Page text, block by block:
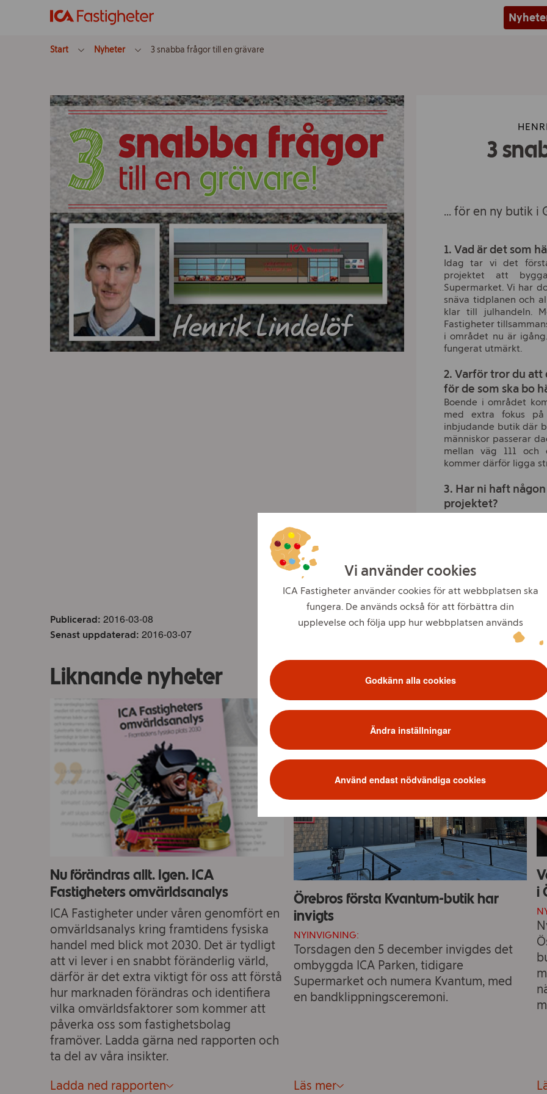
Vi använder cookies
ICA Fastigheter använder cookies för att webbplatsen ska
fungera. De används också för att förbättra din
upplevelse och följa upp hur webbplatsen används
Godkänn alla cookies
Ändra inställningar
Använd endast nödvändiga cookies
Start Nyheter 3 snabba frågor till en grävare
3
... för en ny butik i
1. Vad är det som
Idag tar vi det
projektet att
Supermarket. Vi har
snäva tidplanen och
klar till julhandeln.
Fastigheter
i området nu är
fungerat utmärkt.
2. Varför tror du
för de som ska bo
Boende i området
med extra fokus
inbjudande butik där
människor passerar
mellan väg 111 och
kommer därför
3. Har ni haft
projektet?
Publicerad: 2016-03-08
Senast uppdaterad: 2016-03-07
Liknande nyheter
Nu förändras allt. Igen. ICA
Fastigheters omvärldsanalys
ICA Fastigheter under våren genomfört en
omvärldsanalys kring framtidens fysiska
handel med blick mot 2030. Det är tydligt
att vi lever i en snabbt föränderlig värld,
därför är det extra viktigt för oss att förstå
hur marknaden förändras och identifiera
vilka omvärldsfaktorer som kommer att
påverka oss som fastighetsbolag
framöver. Ladda gärna ned rapporten och
ta del av våra insikter.
Ladda ned rapporten
Örebros första Kvantum-butik har
invigts
NYINVIGNING:
Torsdagen den 5 december invigdes det
ombyggda ICA Parken, tidigare
Supermarket och numera Kvantum, med
en bandklippningsceremoni.
Läs mer
i